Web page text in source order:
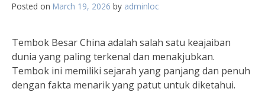
Posted on March 19, 2026 by adminloc
Tembok Besar China adalah salah satu keajaiban
dunia yang paling terkenal dan menakjubkan.
Tembok ini memiliki sejarah yang panjang dan penuh
dengan fakta menarik yang patut untuk diketahui.